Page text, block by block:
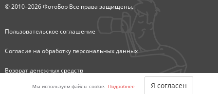
Мы используем файлы cookie. Подробнее Я согласен
© 2010–2026 ФотоБор Все права защищены.
Пользовательское соглашение
Согласие на обработку персональных данных
Возврат денежных средств
Карта сайта